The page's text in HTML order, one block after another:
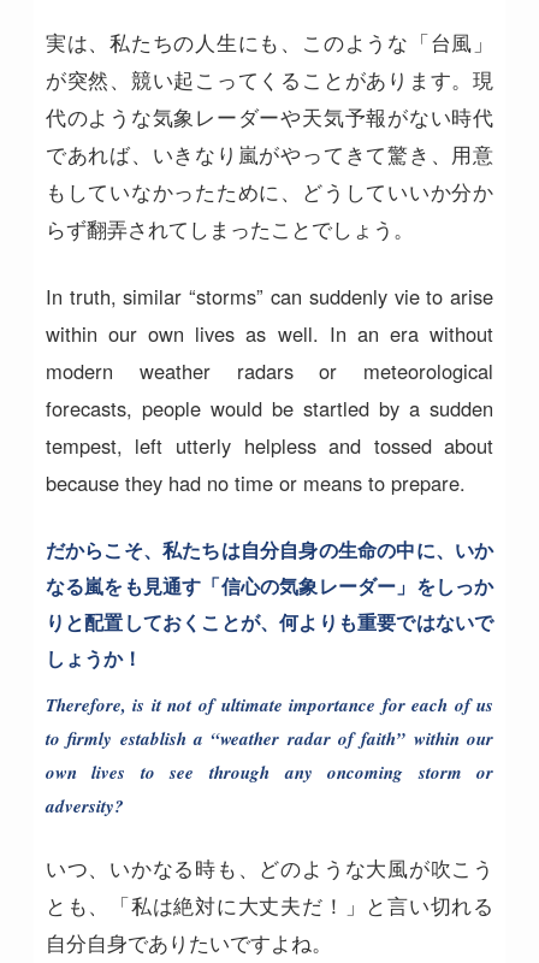
実は、私たちの人生にも、このような「台風」
が突然、競い起こってくることがあります。現
代のような気象レーダーや天気予報がない時代
であれば、いきなり嵐がやってきて驚き、用意
もしていなかったために、どうしていいか分か
らず翻弄されてしまったことでしょう。
In truth, similar “storms” can suddenly vie to arise
within our own lives as well. In an era without
modern weather radars or meteorological
forecasts, people would be startled by a sudden
tempest, left utterly helpless and tossed about
because they had no time or means to prepare.
だからこそ、私たちは自分自身の生命の中に、いか
なる嵐をも見通す「信心の気象レーダー」をしっか
りと配置しておくことが、何よりも重要ではないで
しょうか！
Therefore, is it not of ultimate importance for each of us
to firmly establish a “weather radar of faith” within our
own lives to see through any oncoming storm or
adversity?
いつ、いかなる時も、どのような大風が吹こう
とも、「私は絶対に大丈夫だ！」と言い切れる
自分自身でありたいですよね。